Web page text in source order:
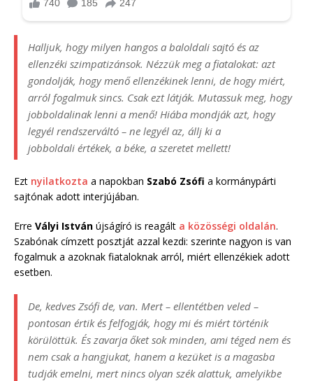
Halljuk, hogy milyen hangos a baloldali sajtó és az
ellenzéki szimpatizánsok. Nézzük meg a fiatalokat: azt
gondolják, hogy menő ellenzékinek lenni, de hogy miért,
arról fogalmuk sincs. Csak ezt látják. Mutassuk meg, hogy
jobboldalinak lenni a menő! Hiába mondják azt, hogy
legyél rendszerváltó – ne legyél az, állj ki a
jobboldali értékek, a béke, a szeretet mellett!
Ezt nyilatkozta a napokban Szabó Zsófi a kormánypárti
sajtónak adott interjújában.
Erre Vályi István újságíró is reagált a közösségi oldalán.
Szabónak címzett posztját azzal kezdi: szerinte nagyon is van
fogalmuk a azoknak fiataloknak arról, miért ellenzékiek adott
esetben.
De, kedves Zsófi de, van. Mert – ellentétben veled –
pontosan értik és felfogják, hogy mi és miért történik
körülöttük. És zavarja őket sok minden, ami téged nem és
nem csak a hangjukat, hanem a kezüket is a magasba
tudják emelni, mert nincs olyan szék alattuk, amelyikbe